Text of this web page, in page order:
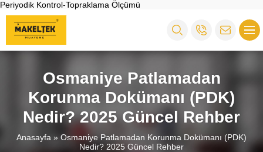
Periyodik Kontrol-Topraklama Ölçümü
Osmaniye Patlamadan
Korunma Dokümanı (PDK)
Nedir? 2025 Güncel Rehber
Anasayfa » Osmaniye Patlamadan Korunma Dokümanı (PDK)
Nedir? 2025 Güncel Rehber